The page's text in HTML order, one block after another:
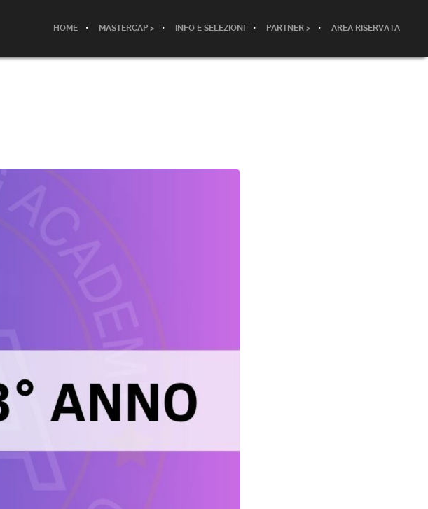
HOME MASTERCAP > INFO E SELEZIONI PARTNER > AREA RISERVATA